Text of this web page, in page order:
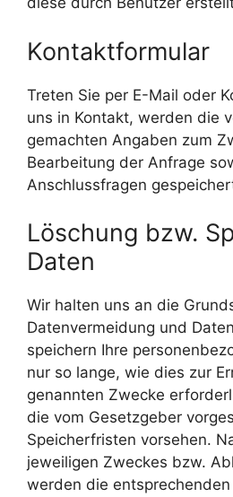
Kontaktformular
Treten Sie per E-Mail oder
uns in Kontakt, werden die
gemachten Angaben zum
Bearbeitung der Anfrage
Anschlussfragen
Löschung bzw.
Daten
Wir halten uns an die
Datenvermeidung und
speichern Ihre
nur so lange, wie dies zur
genannten Zwecke
die vom Gesetzgeber
Speicherfristen vorsehen.
jeweiligen Zweckes bzw.
werden die entsprechenden